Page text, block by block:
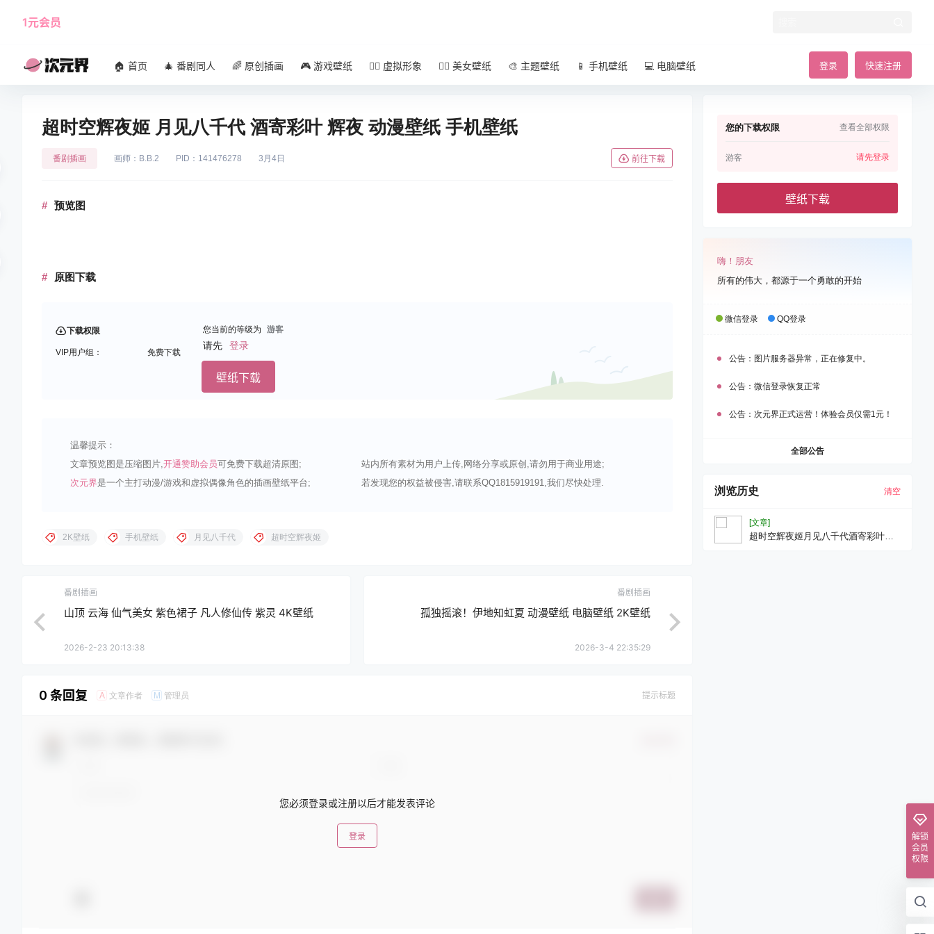
1元会员
登录 快速注册
🏠 首页 🎄 番剧同人 🌈 原创插画 🎮 游戏壁纸 🧚‍♀️ 虚拟形象 🧜‍♀️ 美女壁纸 🎨 主题壁纸 📱 手机壁纸 💻 电脑壁纸
超时空辉夜姬 月见八千代 酒寄彩叶 辉夜 动漫壁纸 手机壁纸
番剧插画 画师：B.B.2 PID：141476278 3月4日 前往下载
预览图
原图下载
下载权限
VIP用户组： 免费下载
您当前的等级为 游客
请先 登录
壁纸下载
温馨提示：
文章预览图是压缩图片,开通赞助会员可免费下载超清原图;
站内所有素材为用户上传,网络分享或原创,请勿用于商业用途;
次元界是一个主打动漫/游戏和虚拟偶像角色的插画壁纸平台; 若发现您的权益被侵害,请联系QQ1815919191,我们尽快处理.
2K壁纸 手机壁纸 月见八千代 超时空辉夜姬
番剧插画
山顶 云海 仙气美女 紫色裙子 凡人修仙传 紫灵 4K壁纸
2026-2-23 20:13:38
番剧插画
孤独摇滚！伊地知虹夏 动漫壁纸 电脑壁纸 2K壁纸
2026-3-4 22:35:29
0 条回复 A 文章作者 M 管理员 提示标题
您必须登录或注册以后才能发表评论
登录
您的下载权限 查看全部权限
游客 请先登录
壁纸下载
嗨！朋友
所有的伟大，都源于一个勇敢的开始
微信登录 QQ登录
公告： 图片服务器异常，正在修复中。
公告： 微信登录恢复正常
公告： 次元界正式运营！体验会员仅需1元！
全部公告
浏览历史 清空
[文章]
超时空辉夜姬月见八千代酒寄彩叶辉
解锁
会员
权限